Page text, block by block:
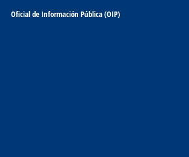
Oficial de Información Pública (OIP)